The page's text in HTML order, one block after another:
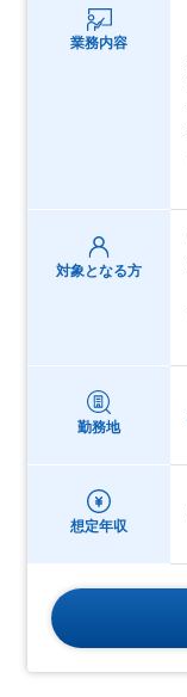
業務内容
対象となる方
勤務地
想定年収